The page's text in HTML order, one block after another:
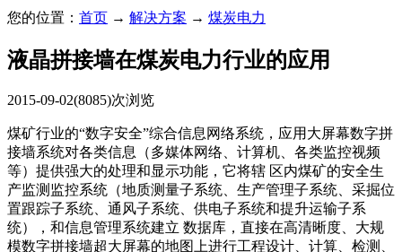
您的位置： 首页 → 解决方案 → 煤炭电力
液晶拼接墙在煤炭电力行业的应用
2015-09-02(8085)次浏览
煤矿行业的“数字安全”综合信息网络系统，应用大屏幕数字拼
接墙系统对各类信息（多媒体网络、计算机、各类监控视频
等）提供强大的处理和显示功能，它将辖 区内煤矿的安全生
产监测监控系统（地质测量子系统、生产管理子系统、采掘位
置跟踪子系统、通风子系统、供电子系统和提升运输子系
统），和信息管理系统建立 数据库，直接在高清晰度、大规
模数字拼接墙超大屏幕的地图上进行工程设计、计算、检测、